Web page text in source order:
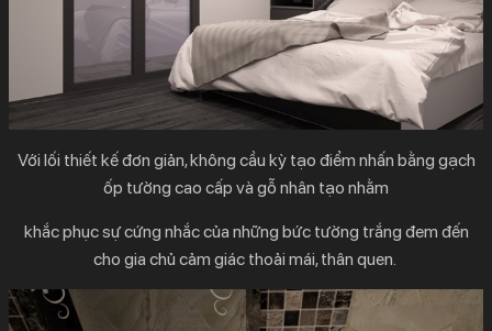
Với lối thiết kế đơn giản, không cầu kỳ tạo điểm nhấn bằng gạch
ốp tường cao cấp và gỗ nhân tạo nhằm
khắc phục sự cứng nhắc của những bức tường trắng đem đến
cho gia chủ cảm giác thoải mái, thân quen.